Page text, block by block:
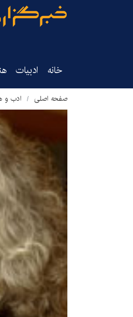
خانه ادبیات
صفحه اصلی ادب و